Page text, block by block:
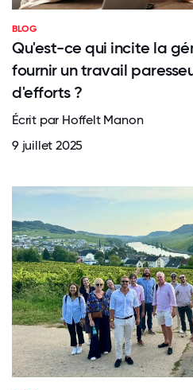
BLOG
Qu'est-ce qui incite la
fournir un travail
d'efforts ?
Écrit par Hoffelt Manon
9 juillet 2025